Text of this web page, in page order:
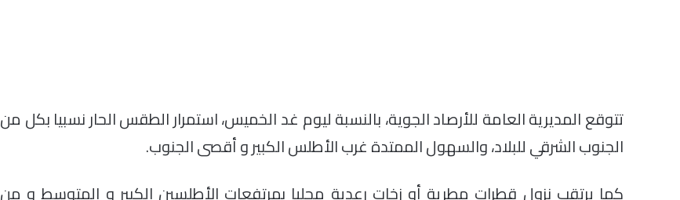
تتوقع المديرية العامة للأرصاد الجوية، بالنسبة ليوم غد الخميس، استمرار الطقس الحار نسبيا بكل من
الجنوب الشرقي للبلاد، والسهول الممتدة غرب الأطلس الكبير و أقصى الجنوب.
كما يرتقب نزول قطرات مطرية أو زخات رعدية محليا بمرتفعات الأطلسين الكبير و المتوسط و من